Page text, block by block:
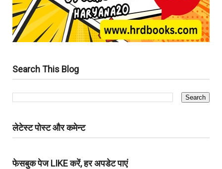
Search This Blog
लेटेस्ट पोस्ट और कमेन्ट
फेसबुक पेज LIKE करें, हर अपडेट पाएं